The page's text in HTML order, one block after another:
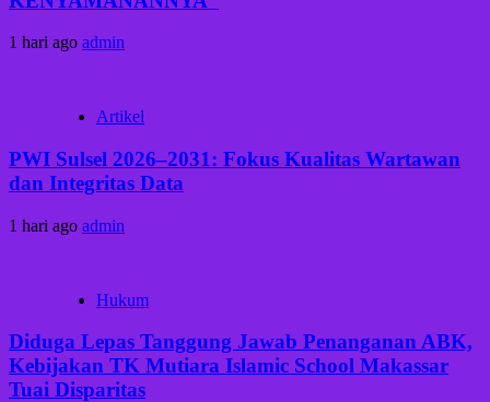
1 hari ago admin
Artikel
PWI Sulsel 2026–2031: Fokus Kualitas Wartawan
dan Integritas Data
1 hari ago admin
Hukum
Diduga Lepas Tanggung Jawab Penanganan ABK,
Kebijakan TK Mutiara Islamic School Makassar
Tuai Disparitas